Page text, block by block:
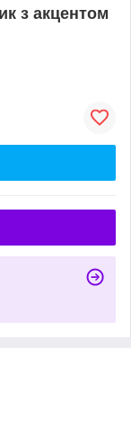
з акцентом